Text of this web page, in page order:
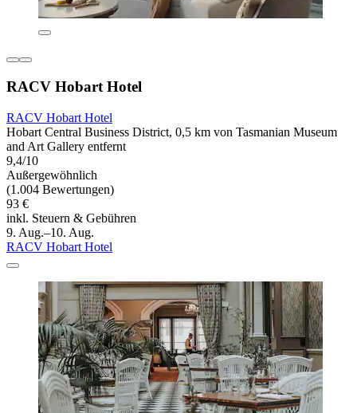
RACV Hobart Hotel
RACV Hobart Hotel
Hobart Central Business District, 0,5 km von Tasmanian Museum
and Art Gallery entfernt
9,4/10
Außergewöhnlich
(1.004 Bewertungen)
93 €
inkl. Steuern & Gebühren
9. Aug.–10. Aug.
RACV Hobart Hotel